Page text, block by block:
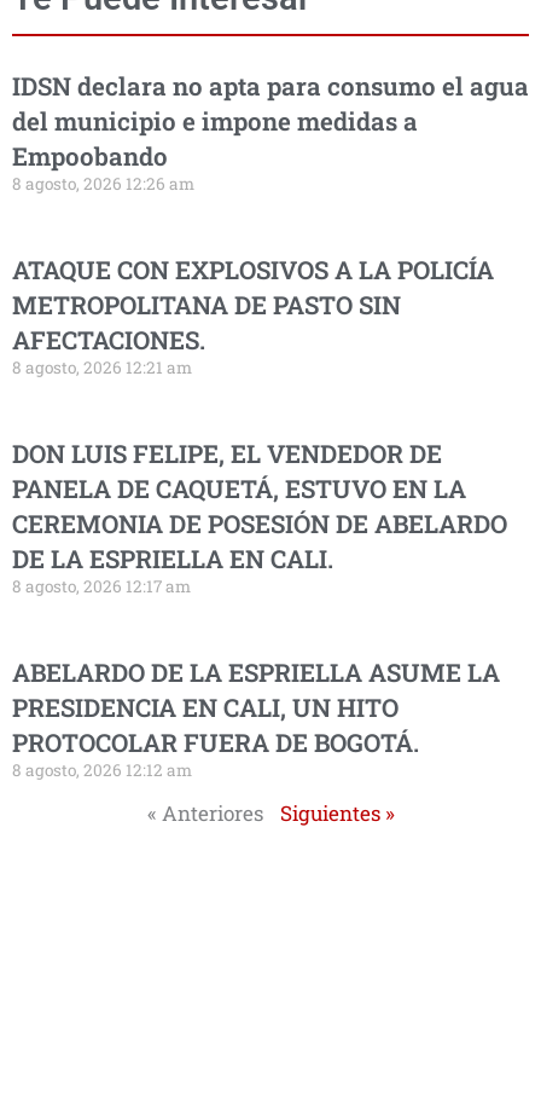
IDSN declara no apta para consumo el agua
del municipio e impone medidas a
Empoobando
8 agosto, 2026 12:26 am
ATAQUE CON EXPLOSIVOS A LA POLICÍA
METROPOLITANA DE PASTO SIN
AFECTACIONES.
8 agosto, 2026 12:21 am
DON LUIS FELIPE, EL VENDEDOR DE
PANELA DE CAQUETÁ, ESTUVO EN LA
CEREMONIA DE POSESIÓN DE ABELARDO
DE LA ESPRIELLA EN CALI.
8 agosto, 2026 12:17 am
ABELARDO DE LA ESPRIELLA ASUME LA
PRESIDENCIA EN CALI, UN HITO
PROTOCOLAR FUERA DE BOGOTÁ.
8 agosto, 2026 12:12 am
« Anteriores Siguientes »